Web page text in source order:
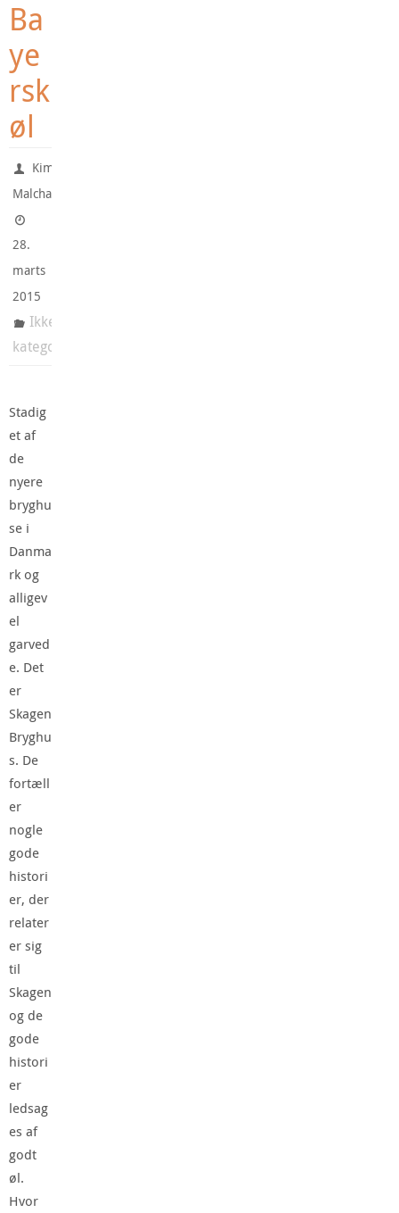
Ba
ye
rsk
øl
Kim
Malchau
28.
marts
2015
Ikke-
kategoriseret
Stadig
et af
de
nyere
bryghu
se i
Danma
rk og
alligev
el
garved
e. Det
er
Skagen
Bryghu
s. De
fortæll
er
nogle
gode
histori
er, der
relater
er sig
til
Skagen
og de
gode
histori
er
ledsag
es af
godt
øl.
Hvor